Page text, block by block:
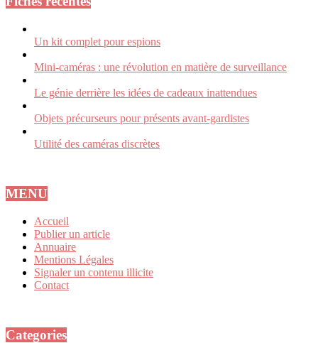
Un kit complet pour espions
Mini-caméras : une révolution en matière de surveillance
Le génie derrière les idées de cadeaux inattendues
Objets précurseurs pour présents avant-gardistes
Utilité des caméras discrètes
MENU
Accueil
Publier un article
Annuaire
Mentions Légales
Signaler un contenu illicite
Contact
Categories